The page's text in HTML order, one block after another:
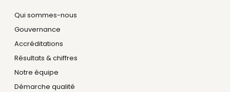
Qui sommes-nous
Gouvernance
Accréditations
Résultats & chiffres
Notre équipe
Démarche qualité